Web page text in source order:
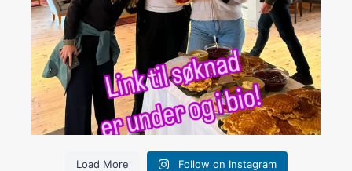
Load More Follow on Instagram